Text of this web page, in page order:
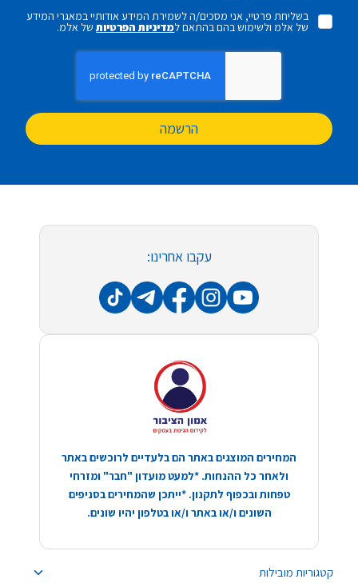
בשליחת פרטיי, אני מסכים/ה לשמירת המידע אודותיי במאגרי המידע
של אלמ ולשימוש בהם בהתאם למדיניות הפרטיותשל אלמ.
הרשמה
קטגוריות מובילות
עקבו אחרינו:
המחירים המוצגים באתר הם בלעדיים לרוכשים באתר
ולאחר כל ההנחות. *למעט מועדון "חבר" ומזרחי
טפחות ובכפוף לתקנון. *ייתכן שהמחירים בסניפים
השונים ו/או באתר ו/או בטלפון יהיו שונים.